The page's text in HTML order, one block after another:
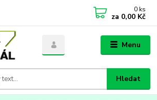
Menu
Hledat
0 ks
za 0,00 Kč